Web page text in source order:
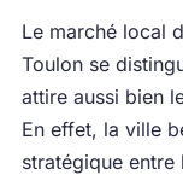
Le marché local
Toulon se
attire aussi bien
En effet, la ville
stratégique entre